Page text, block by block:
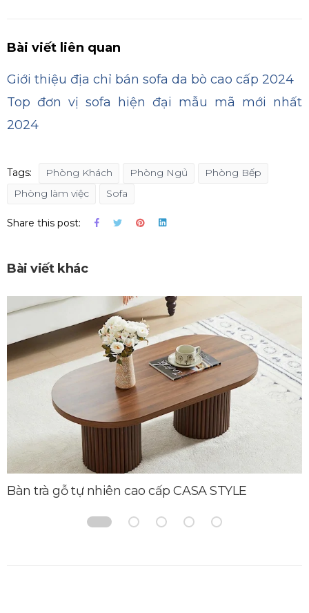
Bài viết liên quan
Giới thiệu địa chỉ bán sofa da bò cao cấp 2024
Top đơn vị sofa hiện đại mẫu mã mới nhất
2024
Tags: Phòng Khách Phòng Ngủ
Phòng Bếp
Phòng làm việc
Sofa
Share this post:
Bài viết khác
Bàn trà gỗ tự nhiên cao cấp CASA STYLE